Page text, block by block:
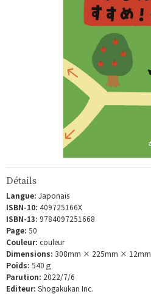
Détails
Langue: Japonais
ISBN-10: 409725166X
ISBN-13: 9784097251668
Page: 50
Couleur: couleur
Dimensions: 308mm × 225mm × 12mm
Poids: 540ｇ
Parution: 2022/7/6
Editeur: Shogakukan Inc.